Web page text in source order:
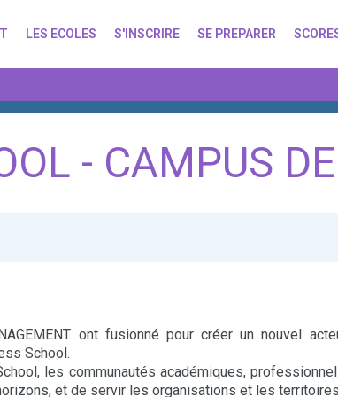
LES ECOLES S'INSCRIRE SE PREPARER
- CAMPUS
ont fusionné pour créer un nouvel
School.
les communautés académiques,
et de servir les organisations et les